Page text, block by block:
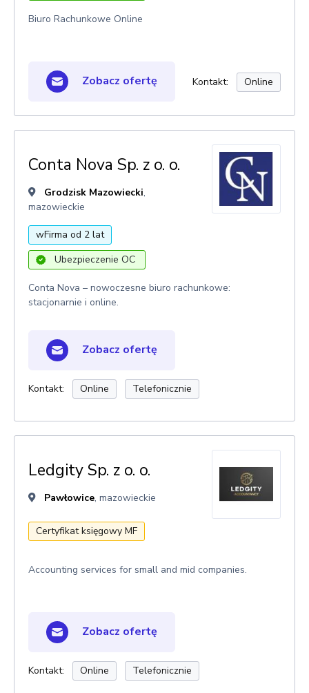
Biuro Rachunkowe Online
Zobacz ofertę Kontakt: Online
Conta Nova Sp. z o. o.
Grodzisk Mazowiecki,
mazowieckie
wFirma od 2 lat
Ubezpieczenie OC
Conta Nova – nowoczesne biuro rachunkowe:
stacjonarnie i online.
Zobacz ofertę
Kontakt: Online Telefonicznie
Ledgity Sp. z o. o.
Pawłowice, mazowieckie
Certyfikat księgowy MF
Accounting services for small and mid companies.
Zobacz ofertę
Kontakt: Online Telefonicznie